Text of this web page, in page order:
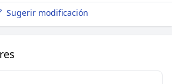
Sugerir modificación